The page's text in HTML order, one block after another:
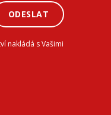
ODESLAT
nakládá s Vašimi